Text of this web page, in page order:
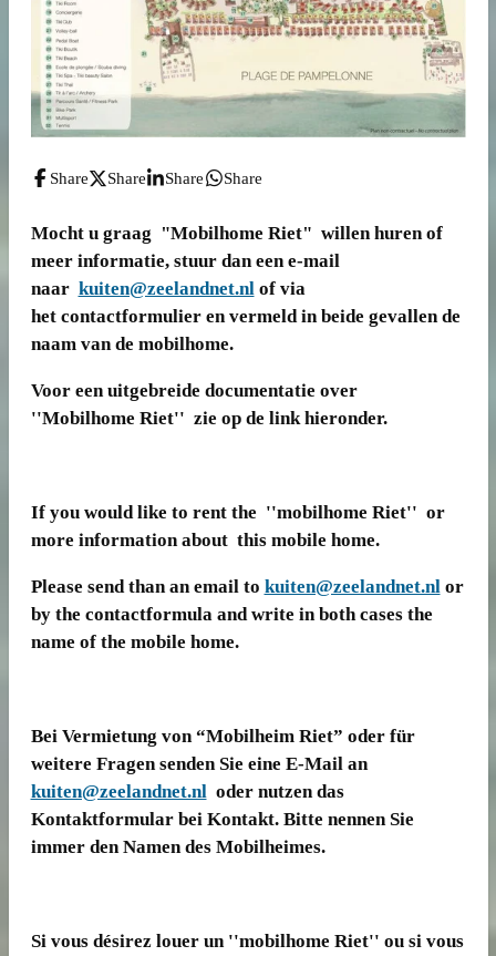
Share Share Share Share
Mocht u graag "Mobilhome Riet" willen huren of
meer informatie, stuur dan een e-mail
naar kuiten@zeelandnet.nlof via
het contactformulier en vermeld in beide gevallen de
naam van de mobilhome.
Voor een uitgebreide documentatie over
''Mobilhome Riet'' zie op de link hieronder.
If you would like to rent the ''mobilhome Riet'' or
more information about this mobile home.
Please send than an email to kuiten@zeelandnet.nlor
by the contactformula and write in both cases the
name of the mobile home.
Bei Vermietung von “Mobilheim Riet” oder für
weitere Fragen senden Sie eine E-Mail an
kuiten@zeelandnet.nloder nutzen das
Kontaktformular bei Kontakt. Bitte nennen Sie
immer den Namen des Mobilheimes.
Si vous désirez louer un ''mobilhome Riet'' ou si vous